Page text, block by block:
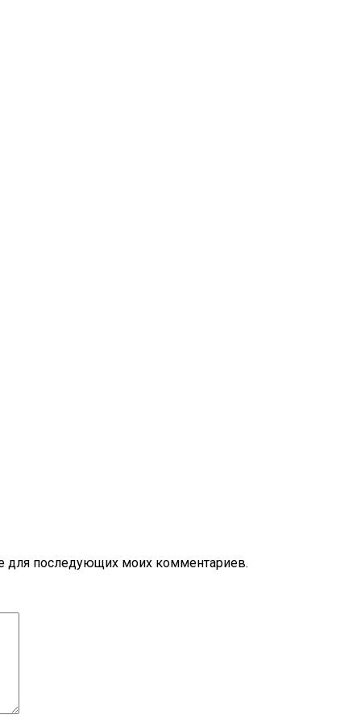
для последующих моих комментариев.